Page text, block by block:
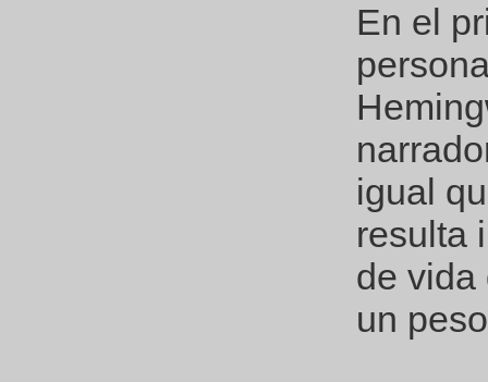
En el
igual
resulta
de vida
un